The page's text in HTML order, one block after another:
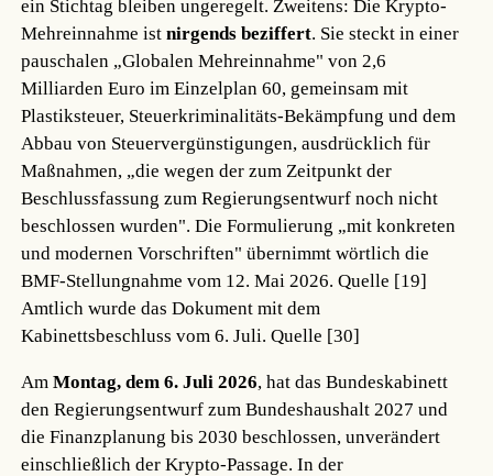
ein Stichtag bleiben ungeregelt. Zweitens: Die Krypto-
Mehreinnahme istnirgends beziffert. Sie steckt in einer
pauschalen „Globalen Mehreinnahme" von 2,6
Milliarden Euro im Einzelplan 60, gemeinsam mit
Plastiksteuer, Steuerkriminalitäts-Bekämpfung und dem
Abbau von Steuervergünstigungen, ausdrücklich für
Maßnahmen, „die wegen der zum Zeitpunkt der
Beschlussfassung zum Regierungsentwurf noch nicht
beschlossen wurden". Die Formulierung „mit konkreten
und modernen Vorschriften" übernimmt wörtlich die
BMF-Stellungnahme vom 12. Mai 2026.Quelle [19]
Amtlich wurde das Dokument mit dem
Kabinettsbeschluss vom 6. Juli.Quelle [30]
AmMontag, dem 6. Juli 2026, hat das Bundeskabinett
den Regierungsentwurf zum Bundeshaushalt 2027 und
die Finanzplanung bis 2030 beschlossen, unverändert
einschließlich der Krypto-Passage. In der